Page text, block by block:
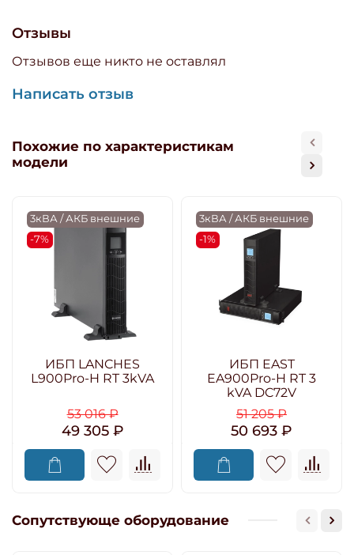
Отзывы
Отзывов еще никто не оставлял
Написать отзыв
Похожие по характеристикам
модели
3кВА / АКБ внешние
-7%
ИБП LANCHES
L900Pro-H RT 3kVA
53 016 ₽
49 305 ₽
3кВА / АКБ внешние
-1%
ИБП EAST
EA900Pro-H RT 3
kVA DC72V
51 205 ₽
50 693 ₽
Сопутствующе оборудование